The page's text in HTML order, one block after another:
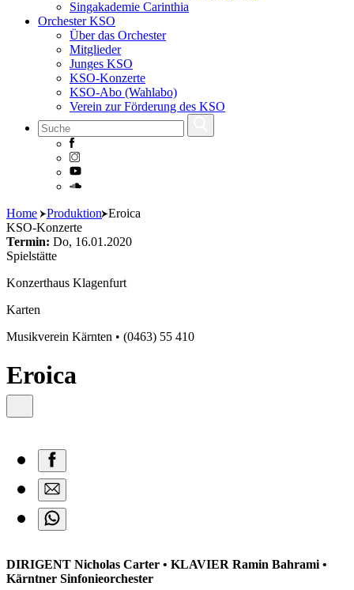
Singakademie Carinthia
Orchester KSO
Über das Orchester
Mitglieder
Junges KSO
KSO-Konzerte
KSO-Abo (Wahlabo)
Verein zur Förderung des KSO
Skip
to
content
Home Produktion Eroica
KSO-Konzerte
Termin: Do, 16.01.2020
Spielstätte
Konzerthaus Klagenfurt
Karten
Musikverein Kärnten • (0463) 55 410
Eroica
DIRIGENT Nicholas Carter • KLAVIER Ramin Bahrami •
Kärntner Sinfonieorchester